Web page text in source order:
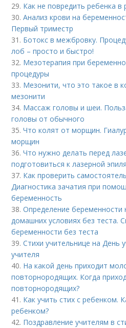
29. Как не повредить ребенка в
30.Анализ крови на
Первый триместр
31. Ботокс в межбровку.
лоб – просто и быстро!
32. Мезотерапия при
процедуры
33. Мезонити, что это такое в
мезонити
34. Массаж головы и шеи.
головы от обычного
35.Что колят от морщин.
морщин
36.Что нужно делать перед
подготовиться к лазерной
37. Как проверить
Диагностика зачатия при
беременность
38.Определение беременности
домашних условиях без теста.
беременности без теста
39.Стихи учительнице на День
учителя
40. На какой день приходит
повторнородящих. Когда
повторнородящих?
41. Как учить стих с ребенком.
ребенком?
42. Поздравление учителям в